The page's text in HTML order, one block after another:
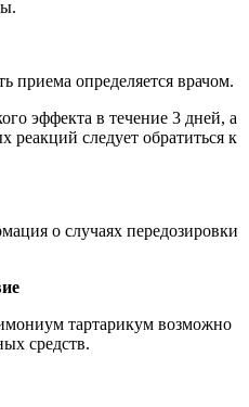
приема определяется врачом.
эффекта в течение 3 дней, а
следует обратиться к
о случаях передозировки
тартарикум возможно
средств.